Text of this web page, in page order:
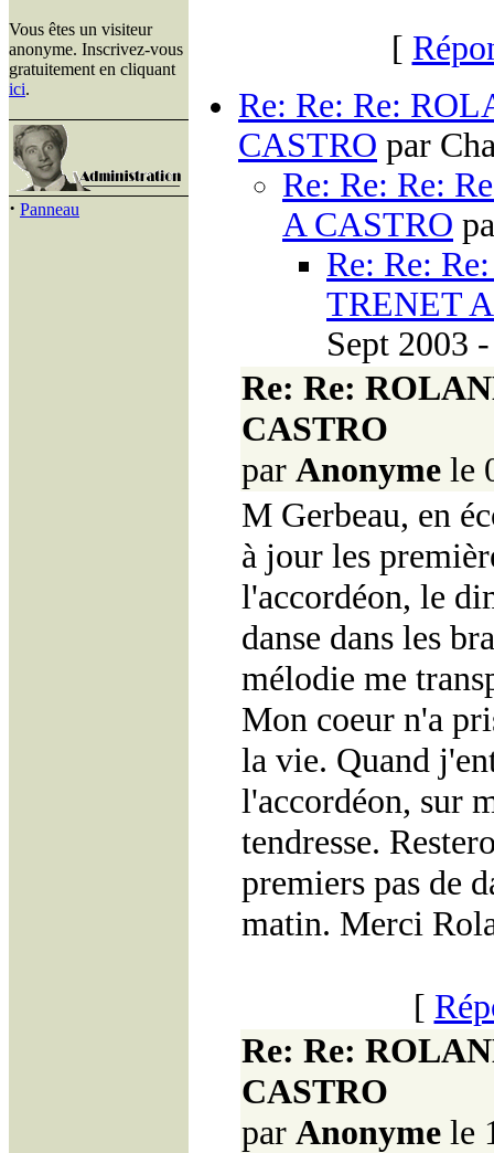
Vous êtes un visiteur
anonyme. Inscrivez-vous
gratuitement en cliquant
ici.
· Panneau
[
Re: Re: Re:
CASTRO par
Re: Re: Re:
A CASTRO
Re: Re:
TRENET
Sept 2003
Re: Re:
CASTRO
par Anonyme le
M Gerbeau, en
à jour les
l'accordéon, le
danse dans les
mélodie me
Mon coeur n'a
la vie. Quand
l'accordéon, sur
tendresse.
premiers pas de
matin. Merci
[
Re: Re:
CASTRO
par Anonyme le